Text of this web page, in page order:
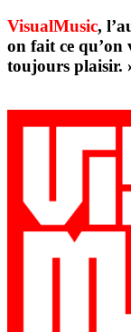
VisualMusic,
on fait ce qu’on
toujours plaisir.